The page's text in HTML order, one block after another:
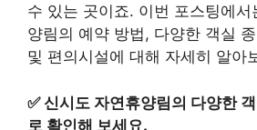
수 있는 곳이죠. 이번 포스팅에서
양림의 예약 방법, 다양한 객실
및 편의시설에 대해 자세히 알아
✅신시도 자연휴양림의 다양한
로 확인해 보세요.